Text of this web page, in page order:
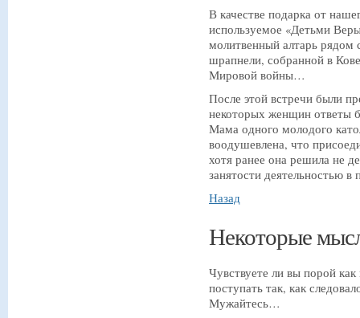
В качестве подарка от
используемое «Детьми
молитвенный алтарь рядом
шрапнели, собранной в
Мировой войны…
После этой встречи были
некоторых женщин ответы
Мама одного молодого
воодушевлена, что
хотя ранее она решила не
занятости деятельностью
Назад
Некоторые
Чувствуете ли вы порой как
поступать так, как
Мужайтесь…